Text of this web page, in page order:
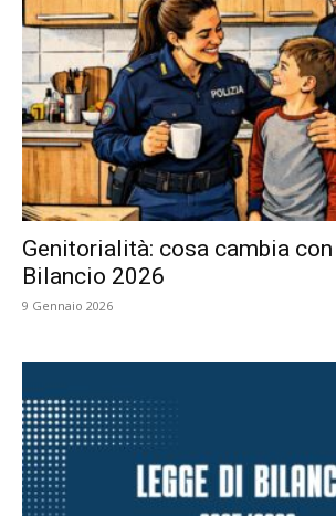
Genitorialità: cosa cambia
Bilancio 2026
9 Gennaio 2026